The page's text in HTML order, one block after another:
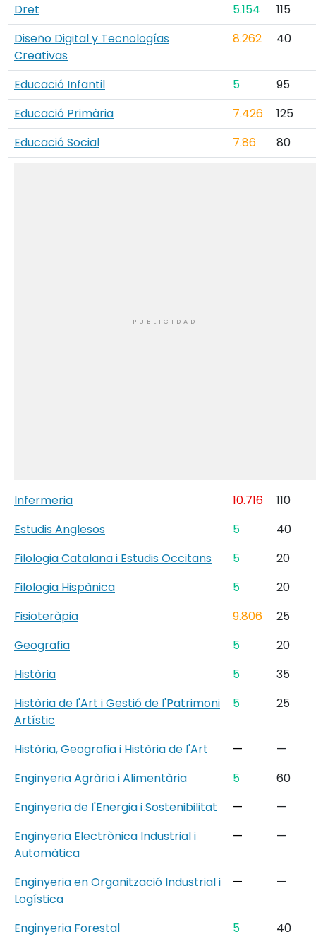
Dret
5.154
115
Diseño Digital y Tecnologías
Creativas
8.262 40
Educació Infantil 5
95
Educació Primària
7.426
125
Educació Social
7.86 80
Infermeria 10.716
110
Estudis Anglesos
5
40
Filologia Catalana i Estudis Occitans
5
20
Filologia Hispànica
5
20
Fisioteràpia
9.806
25
Geografia
5
20
Història
5
35
Història de l'Art i Gestió de l'Patrimoni
Artístic
5 25
Història, Geografia i Història de l'Art —
—
Enginyeria Agrària i Alimentària
5
60
Enginyeria de l'Energia i Sostenibilitat
—
—
Enginyeria Electrònica Industrial i
Automàtica
— —
Enginyeria en Organització Industrial i
Logística
— —
Enginyeria Forestal 5
40